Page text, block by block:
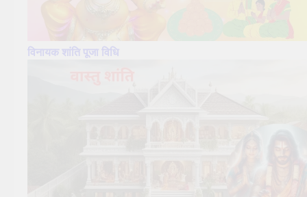
विनायक शांति पूजा विधि